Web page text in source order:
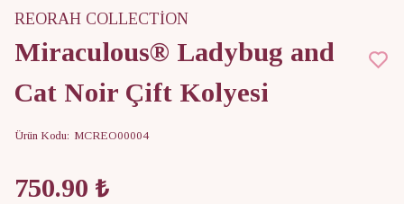
REORAH COLLECTİON
Miraculous® Ladybug and
Cat Noir Çift Kolyesi
Ürün Kodu: MCREO00004
750.90 ₺